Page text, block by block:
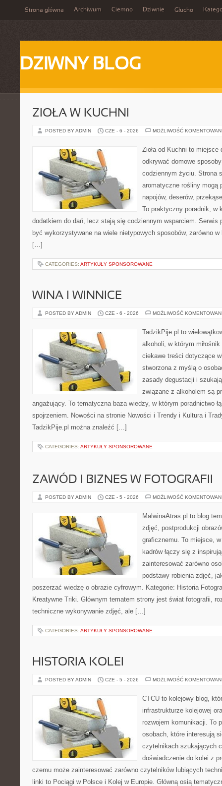
Strona główna Archiwum Ciemno Dziwnie Głucho
DZIWNY BLOG
ZIOŁA W KUCHNI
POSTED BY ADMIN CZE - 6 - 2026 MOŻLIWOŚĆ
Zioła od Kuchni to
odkrywać domowe
codziennym życiu. Strona
aromatyczne rośliny mogą
napojów, deserów,
To praktyczny poradnik, w
dodatkiem do dań, lecz stają się codziennym wsparciem. Serwis
być wykorzystywane na wiele nietypowych sposobów, zarówno
[…]
CATEGORIES: ARTYKUŁY SPONSOROWANE
WINA I WINNICE
POSTED BY ADMIN CZE - 6 - 2026 MOŻLIWOŚĆ
TadzikPije.pl to
alkoholi, w którym
ciekawe treści dotyczące
stworzona z myślą o
zasady degustacji i
związane z alkoholem są
angażujący. To tematyczna baza wiedzy, w którym poradnictwo
spojrzeniem. Nowości na stronie Nowości i Trendy i Kultura i
TadzikPije.pl można znaleźć […]
CATEGORIES: ARTYKUŁY SPONSOROWANE
ZAWÓD I BIZNES W FOTOGRAFII
POSTED BY ADMIN CZE - 5 - 2026 MOŻLIWOŚĆ
MalwinaAtras.pl to blog
zdjęć, postprodukcji
graficznemu. To miejsce,
kadrów łączy się z
zainteresować zarówno
podstawy robienia zdjęć,
poszerzać wiedzę o obrazie cyfrowym. Kategorie: Historia
Kreatywne Triki. Głównym tematem strony jest świat fotografii,
techniczne wykonywanie zdjęć, ale […]
CATEGORIES: ARTYKUŁY SPONSOROWANE
HISTORIA KOLEI
POSTED BY ADMIN CZE - 5 - 2026 MOŻLIWOŚĆ
CTCU to kolejowy blog,
infrastrukturze kolejowej
rozwojem komunikacji. To
osobach, które interesują
czytelnikach szukających
doświadczenie do kolei z
czemu może zainteresować zarówno czytelników lubiących
linki to Pociągi w Polsce i Kolej w Europie. Główną osią